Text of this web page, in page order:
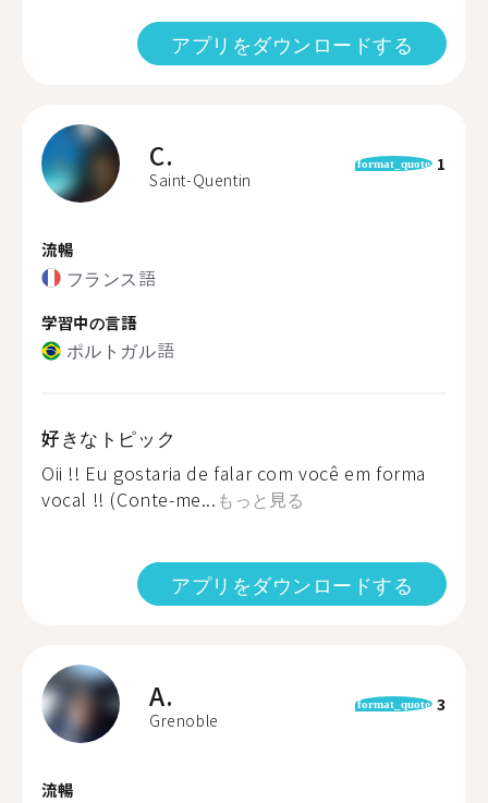
アプリをダウンロードする
C.
Saint-Quentin
format_quote 1
流暢
フランス語
学習中の言語
ポルトガル語
好きなトピック
Oii !! Eu gostaria de falar com você em forma
vocal !! (Conte-me... もっと見る
アプリをダウンロードする
A.
Grenoble
format_quote 3
流暢